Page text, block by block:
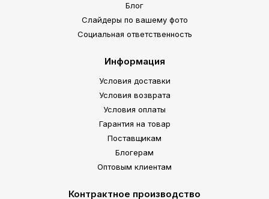
Блог
Слайдеры по вашему фото
Социальная ответственность
Информация
Условия доставки
Условия возврата
Условия оплаты
Гарантия на товар
Поставщикам
Блогерам
Оптовым клиентам
Контрактное производство